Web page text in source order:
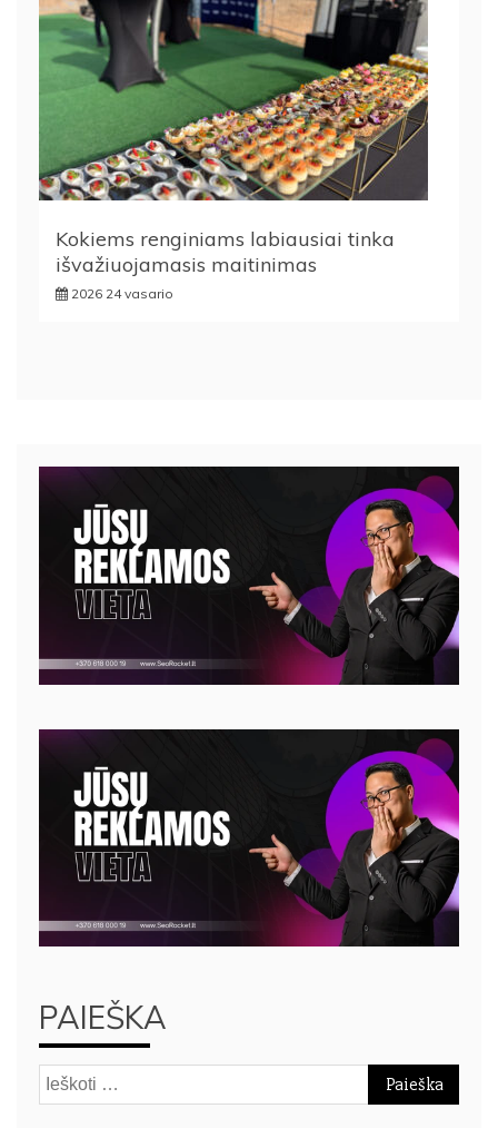
Kokiems renginiams labiausiai tinka
išvažiuojamasis maitinimas
2026 24 vasario
PAIEŠKA
Ieškoti: